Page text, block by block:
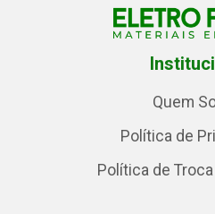
Quem
Política de
Política de